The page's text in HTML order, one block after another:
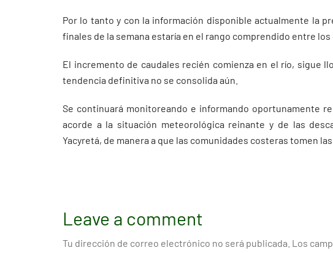
Por lo tanto y con la información disponible actualmente la
finales de la semana estaría en el rango comprendido entre los
El incremento de caudales recién comienza en el río, sigue
tendencia definitiva no se consolida aún.
Se continuará monitoreando e informando oportunamente
acorde a la situación meteorológica reinante y de las
Yacyretá, de manera a que las comunidades costeras tomen
Leave a comment
Tu dirección de correo electrónico no será publicada. Los